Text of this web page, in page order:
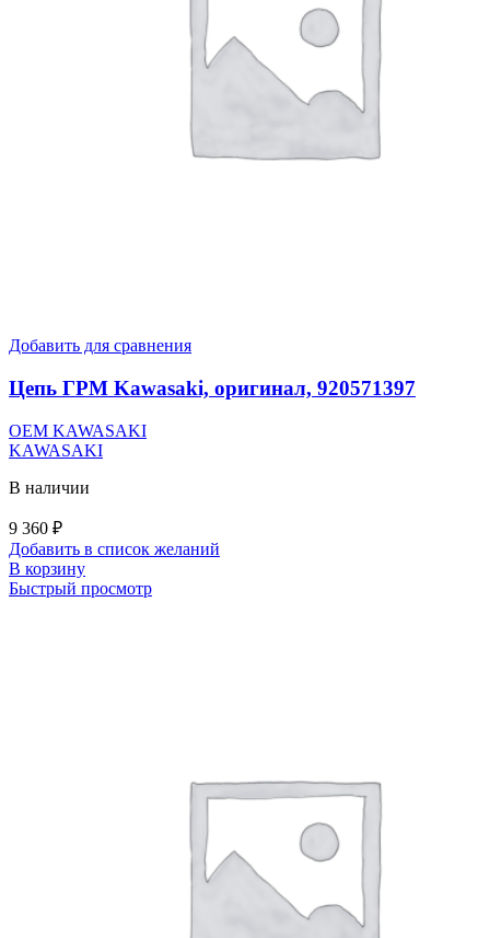
Добавить для сравнения
Цепь ГРМ Kawasaki, оригинал, 920571397
OEM KAWASAKI
KAWASAKI
В наличии
9 360 ₽
Добавить в список желаний
В корзину
Быстрый просмотр